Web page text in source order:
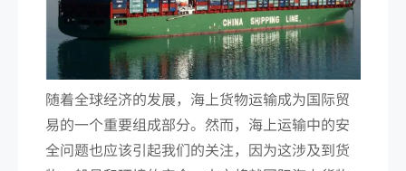
随着全球经济的发展，海上货物运输成为国际贸
易的一个重要组成部分。然而，海上运输中的安
全问题也应该引起我们的关注，因为这涉及到货